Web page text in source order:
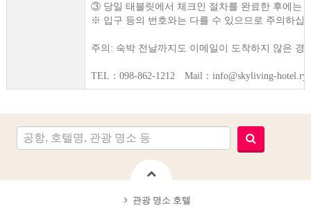
③ 당일 태블릿에서 체크인 절차를 완료한 후에는
※ 입구 등의 번호와는 다를 수 있으므로 주의하십
주의: 숙박 전날까지도 이메일이 도착하지 않은 경
TEL：098-862-1212 Mail：info@skyliving-
관광 명소 호텔